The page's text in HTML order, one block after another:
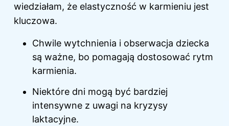
wiedziałam, że elastyczność w karmieniu jest
kluczowa.
Chwile wytchnienia i obserwacja dziecka
są ważne, bo pomagają dostosować rytm
karmienia.
Niektóre dni mogą być bardziej
intensywne z uwagi na kryzysy
laktacyjne.